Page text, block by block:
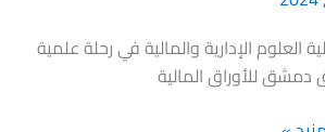
العلوم الإدارية والمالية في رحلة علمية
للأوراق المالية